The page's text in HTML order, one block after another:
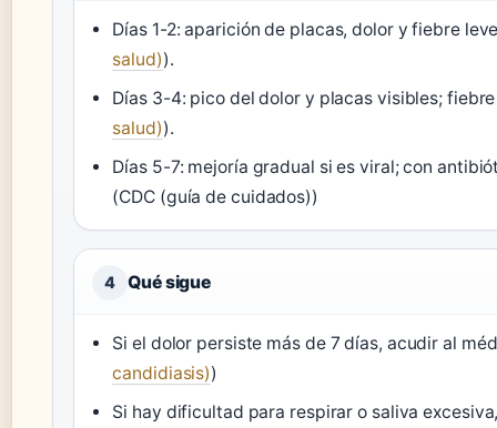
Días 1-2: aparición de placas, dolor y fiebre
salud)).
Días 3-4: pico del dolor y placas visibles;
salud)).
Días 5-7: mejoría gradual si es viral; con
(CDC (guía de cuidados))
4 Qué sigue
Si el dolor persiste más de 7 días, acudir al
candidiasis))
Si hay dificultad para respirar o saliva